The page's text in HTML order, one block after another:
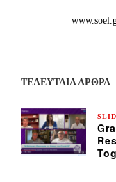
ΤΕΛΕΥΤΑΙΑ ΆΡΘΡΑ